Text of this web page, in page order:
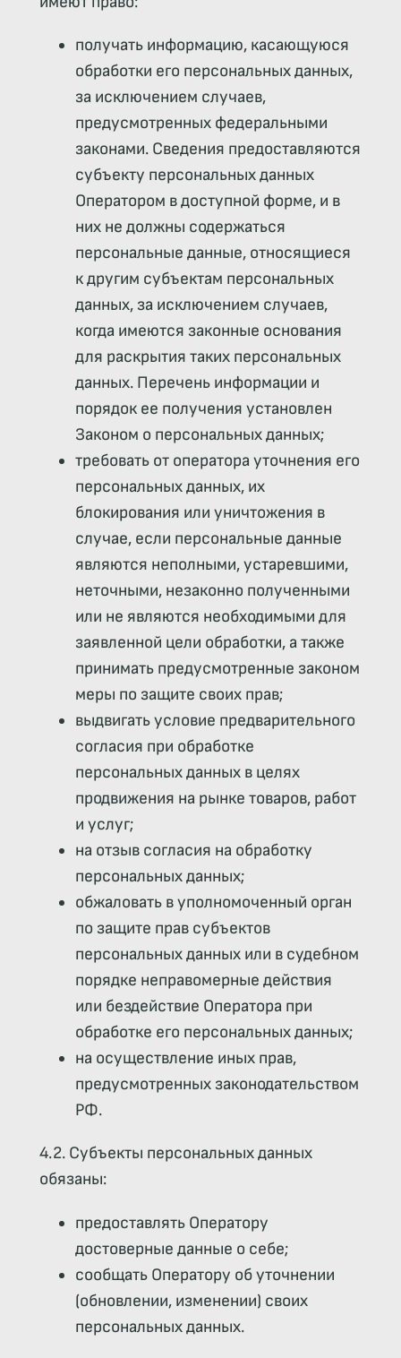
получать информацию, касающуюся
обработки его персональных данных,
за исключением случаев,
предусмотренных федеральными
законами. Сведения предоставляются
субъекту персональных данных
Оператором в доступной форме, и в
них не должны содержаться
персональные данные, относящиеся
к другим субъектам персональных
данных, за исключением случаев,
когда имеются законные основания
для раскрытия таких персональных
данных. Перечень информации и
порядок ее получения установлен
Законом о персональных данных;
требовать от оператора уточнения его
персональных данных, их
блокирования или уничтожения в
случае, если персональные данные
являются неполными, устаревшими,
неточными, незаконно полученными
или не являются необходимыми для
заявленной цели обработки, а также
принимать предусмотренные законом
меры по защите своих прав;
выдвигать условие предварительного
согласия при обработке
персональных данных в целях
продвижения на рынке товаров, работ
и услуг;
на отзыв согласия на обработку
персональных данных;
обжаловать в уполномоченный орган
по защите прав субъектов
персональных данных или в судебном
порядке неправомерные действия
или бездействие Оператора при
обработке его персональных данных;
на осуществление иных прав,
предусмотренных законодательством
РФ.
4.2. Субъекты персональных данных
обязаны:
предоставлять Оператору
достоверные данные о себе;
сообщать Оператору об уточнении
(обновлении, изменении) своих
персональных данных.